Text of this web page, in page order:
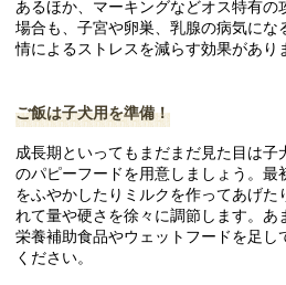
あるほか、マーキングなどオス特有
場合も、子宮や卵巣、乳腺の病気にな
情によるストレスを減らす効果があり
ご飯は子犬用を準備！
成長期といってもまだまだ見た目は子
のパピーフードを用意しましょう。最
をふやかしたりミルクを作ってあげた
れて量や硬さを徐々に調節します。あ
栄養補助食品やウェットフードを足し
ください。